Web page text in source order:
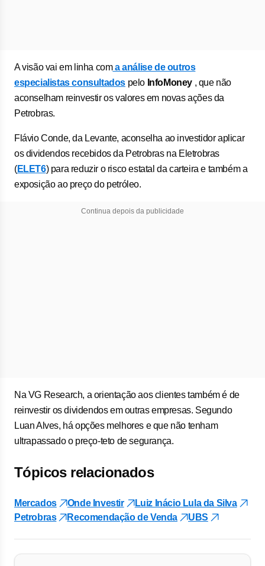
A visão vai em linha coma análise de outros
especialistas consultados pelo InfoMoney , que não
aconselham reinvestir os valores em novas ações da
Petrobras.
Flávio Conde, da Levante, aconselha ao investidor aplicar
os dividendos recebidos da Petrobras na Eletrobras
(ELET6) para reduzir o risco estatal da carteira e também a
exposição ao preço do petróleo.
Continua depois da publicidade
Na VG Research, a orientação aos clientes também é de
reinvestir os dividendos em outras empresas. Segundo
Luan Alves, há opções melhores e que não tenham
ultrapassado o preço-teto de segurança.
Tópicos relacionados
Mercados Onde Investir
Luiz Inácio Lula da Silva
Petrobras
Recomendação de Venda UBS